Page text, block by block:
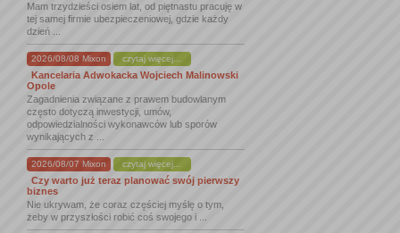
Mam trzydzieści osiem lat, od piętnastu pracuję w
tej samej firmie ubezpieczeniowej, gdzie każdy
dzień ...
2026/08/08 Mixon czytaj więcej...
Kancelaria Adwokacka Wojciech Malinowski
Opole
Zagadnienia związane z prawem budowlanym
często dotyczą inwestycji, umów,
odpowiedzialności wykonawców lub sporów
wynikających z ...
2026/08/07 Mixon czytaj więcej...
Czy warto już teraz planować swój pierwszy
biznes
Nie ukrywam, że coraz częściej myślę o tym,
żeby w przyszłości robić coś swojego i ...